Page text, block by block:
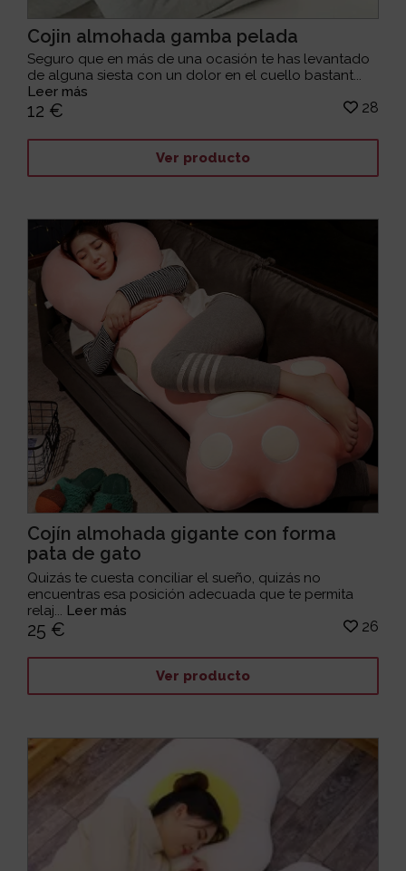
Cojin almohada gamba pelada
Seguro que en más de una ocasión te has levantado
de alguna siesta con un dolor en el cuello bastant...
Leer más
12 € 28
Ver producto
Cojín almohada gigante con forma
pata de gato
Quizás te cuesta conciliar el sueño, quizás no
encuentras esa posición adecuada que te permita
relaj... Leer más
25 € 26
Ver producto